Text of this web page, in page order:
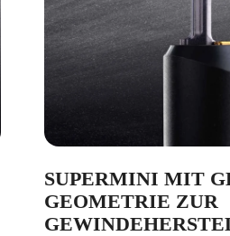
SUPERMINI MIT
GEOMETRIE ZUR